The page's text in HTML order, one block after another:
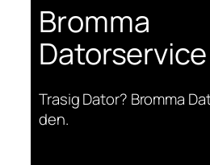
Bromma
Datorservice
Trasig Dator? Bromma
den.